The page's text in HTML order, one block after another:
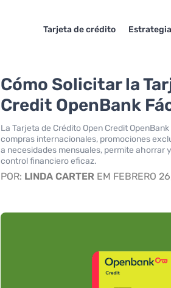
Tarjeta de crédito
Cómo Solicitar la
Credit OpenBank
La Tarjeta de Crédito Open Credit
compras internacionales, promociones
a necesidades mensuales, permite
control financiero eficaz.
POR: LINDA CARTER EM FEBRERO